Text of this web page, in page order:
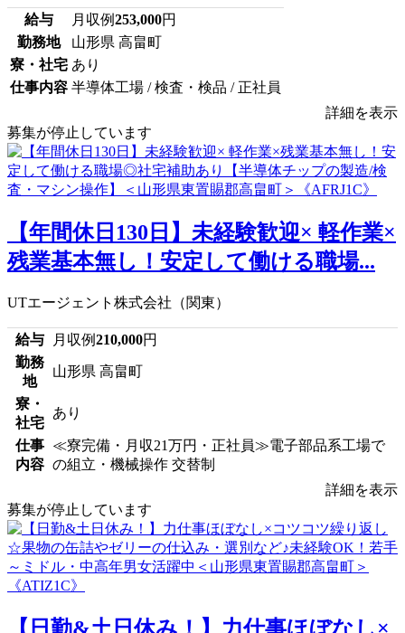
給与 月収例253,000円
勤務地
山形県 高畠町
寮・社宅 あり
仕事内容 半導体工場 / 検査・検品 / 正社員
詳細を表示
募集が停止しています
【年間休日130日】未経験歓迎× 軽作業×
残業基本無し！安定して働ける職場...
UTエージェント株式会社（関東）
給与 月収例210,000円
勤務
地
山形県 高畠町
寮・
社宅
あり
仕事
内容
≪寮完備・月収21万円・正社員≫電子部品系工場で
の組立・機械操作 交替制
詳細を表示
募集が停止しています
【日勤&土日休み！】力仕事ほぼなし×